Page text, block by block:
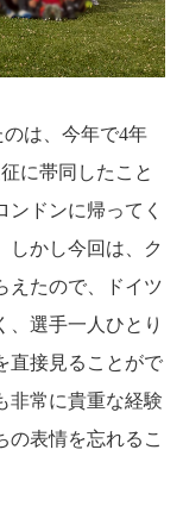
のは、今年で4年
に帯同したこと
ドンに帰ってく
しかし今回は、ク
えたので、ドイツ
、選手一人ひとり
直接見ることがで
非常に貴重な経験
の表情を忘れるこ